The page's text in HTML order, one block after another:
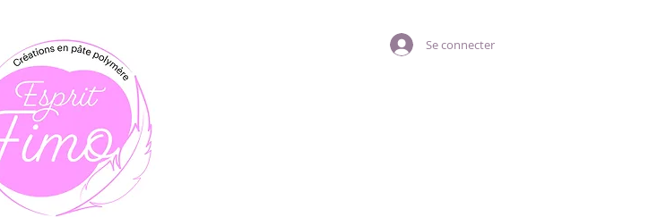
Se connecter